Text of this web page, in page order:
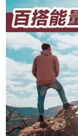
1.分期款項不併入電
醒簡訊。
2.透過簡訊連結打開
帳／街口支付／
【注意事項】
1.本服務係由「台
用戶於交易時，得
買賣價金債權讓與
2.基於同意付款使
資料（包含姓名、
由本公司與您本人
3.完整用戶服務條款
【「AFTEE先享後
１．於結帳方式選
結帳頁面，進行簡
２．訂單成立數日
３．收到繳費通知
ATM／網路銀行／
※ 請注意：結帳手
購買商品的店家。
後付繳納相關費用。
※ 交易是否成功請
是否繳費成功／繳
客戶支援中心」
每筆NT$100，滿
付款後全家取貨
每筆NT$100，滿
7-11取貨付款
每筆NT$100，滿
付款後7-11取貨
每筆NT$100，滿